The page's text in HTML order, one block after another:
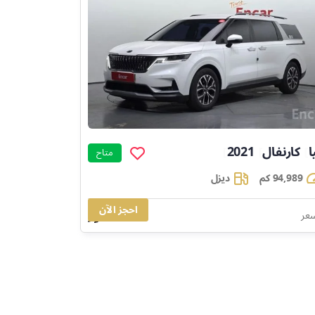
كارنفال]
2021 متاح
94,989 كم
ديزل
65,838
احجز الآن